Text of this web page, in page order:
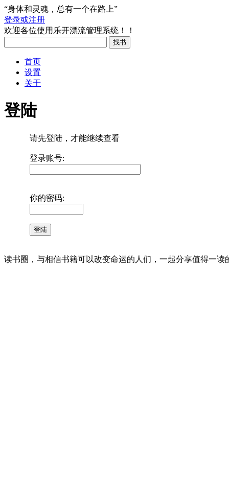
“身体和灵魂，总有一个在路上”
登录或注册
欢迎各位使用乐开漂流管理系统！！
首页
设置
关于
登陆
请先登陆，才能继续查看
登录账号:
你的密码:
读书圈，与相信书籍可以改变命运的人们，一起分享值得一读